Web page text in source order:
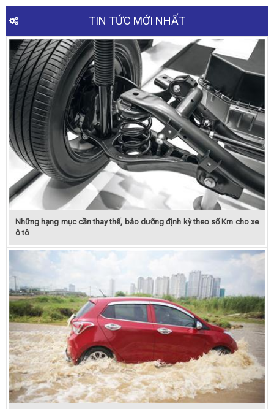
TIN TỨC MỚI NHẤT
Những hạng mục cần thay thế, bảo dưỡng định kỳ theo số Km cho xe
ô tô